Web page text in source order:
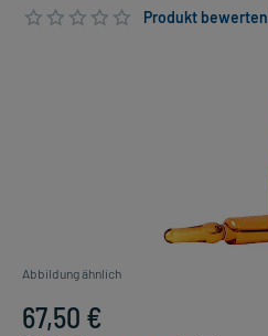
Produkt
Abbildung ähnlich
67,50 €